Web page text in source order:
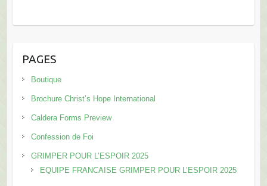
PAGES
Boutique
Brochure Christ’s Hope International
Caldera Forms Preview
Confession de Foi
GRIMPER POUR L’ESPOIR 2025
EQUIPE FRANCAISE GRIMPER POUR L’ESPOIR 2025